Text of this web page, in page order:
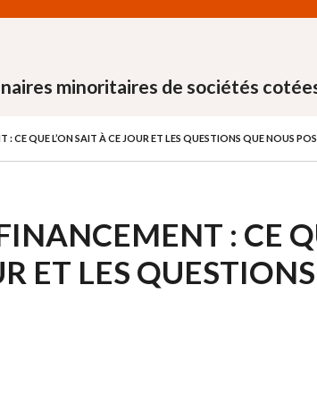
minoritaires de sociétés
: CE QUE L’ON SAIT À CE JOUR ET LES QUESTIONS QUE NOUS
: CE
ET LES